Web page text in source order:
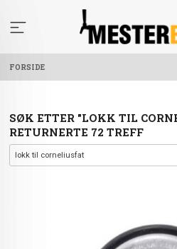
innholdet
FORSIDE
SØK ETTER "LOKK TIL
RETURNERTE 72 TREFF